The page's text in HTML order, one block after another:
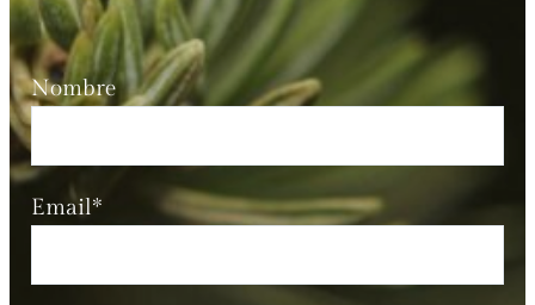
Nombre
Email*